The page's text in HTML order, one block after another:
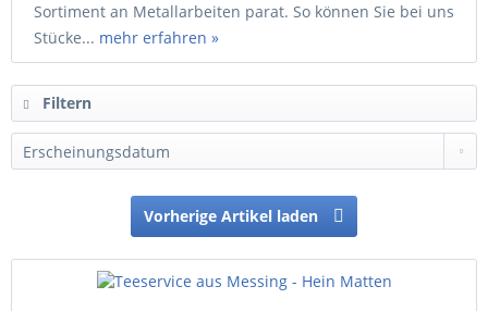
Sortiment an Metallarbeiten parat. So können Sie bei uns
Stücke... mehr erfahren »
Filtern
Vorherige Artikel laden